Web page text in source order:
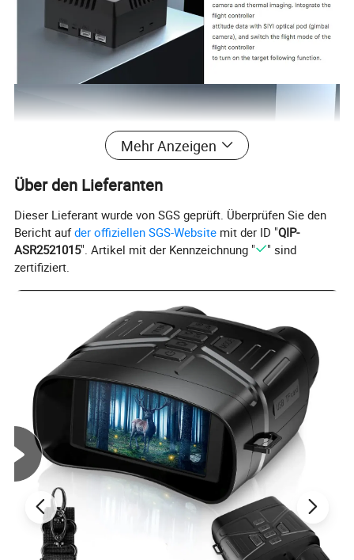
Mehr Anzeigen
Über den Lieferanten
Dieser Lieferant wurde von SGS geprüft. Überprüfen Sie den
Bericht aufder offiziellen SGS-Website mit der ID "QIP-
ASR2521015". Artikel mit der Kennzeichnung "
" sind
zertifiziert.